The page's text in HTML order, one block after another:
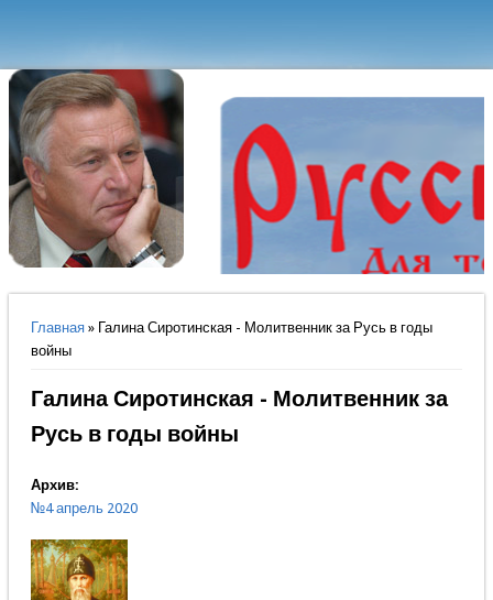
Вы здесь
Главная» Галина Сиротинская - Молитвенник за Русь в годы
войны
Галина Сиротинская - Молитвенник за
Русь в годы войны
Архив:
№4 апрель 2020